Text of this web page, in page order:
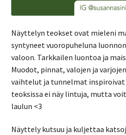
Näyttelyn teokset ovat mieleni
syntyneet vuoropuheluna
valoon. Tarkkailen luontoa ja
Muodot, pinnat, valojen ja
vaihtelut ja tunnelmat inspiroivat
teoksissa ei näy lintuja, mutta
laulun <3
Näyttely kutsuu ja kuljettaa